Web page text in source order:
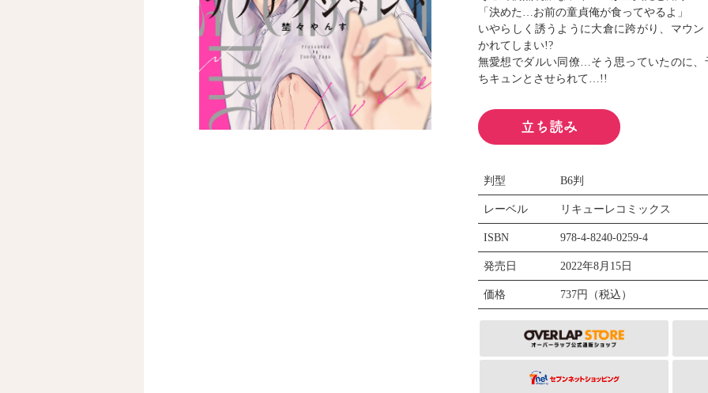
「決めた…お前の童貞俺が食ってやるよ」
いやらしく誘うように大倉に跨がり、マウ
かれてしまい!?
無愛想でダルい同僚…そう思っていたのに、
ちキュンとさせられて…!!
立ち読み
判型 B6判
レーベル リキューレコミックス
ISBN 978-4-8240-0259-4
発売日 2022年8月15日
価格 737円（税込）